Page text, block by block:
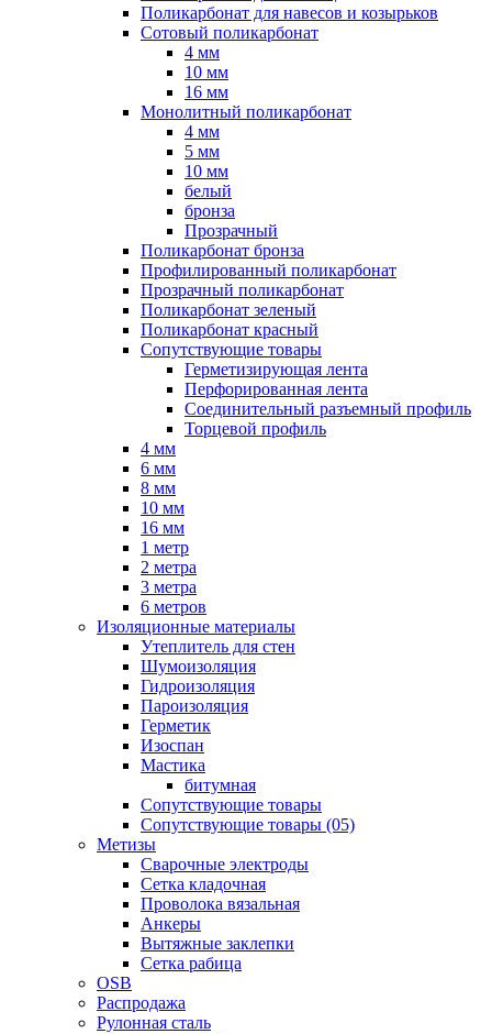
Поликарбонат для навесов и козырьков
Сотовый поликарбонат
4 мм
10 мм
16 мм
Монолитный поликарбонат
4 мм
5 мм
10 мм
белый
бронза
Прозрачный
Поликарбонат бронза
Профилированный поликарбонат
Прозрачный поликарбонат
Поликарбонат зеленый
Поликарбонат красный
Сопутствующие товары
Герметизирующая лента
Перфорированная лента
Соединительный разъемный профиль
Торцевой профиль
4 мм
6 мм
8 мм
10 мм
16 мм
1 метр
2 метра
3 метра
6 метров
Изоляционные материалы
Утеплитель для стен
Шумоизоляция
Гидроизоляция
Пароизоляция
Герметик
Изоспан
Мастика
битумная
Сопутствующие товары
Сопутствующие товары (05)
Метизы
Сварочные электроды
Сетка кладочная
Проволока вязальная
Анкеры
Вытяжные заклепки
Сетка рабица
OSB
Распродажа
Рулонная сталь